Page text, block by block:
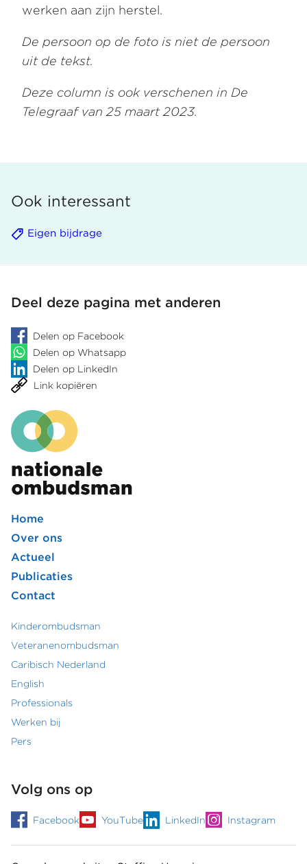
werken aan zijn herstel.
De persoon op de foto is niet de persoon
uit de tekst.
Deze column is ook verschenen in De
Telegraaf van 25 maart 2023.
Ook interessant
Eigen bijdrage
Deel deze pagina met anderen
Delen op Facebook
Delen op Whatsapp
Delen op LinkedIn
Link kopiëren
Footer
hoofdmenu
Home
Over ons
Actueel
Publicaties
Contact
Footer
secundair
menu
Kinderombudsman
Veteranenombudsman
Caribisch Nederland
English
Professionals
Werken bij
Pers
Volg ons op
Facebook YouTube LinkedIn Instagram